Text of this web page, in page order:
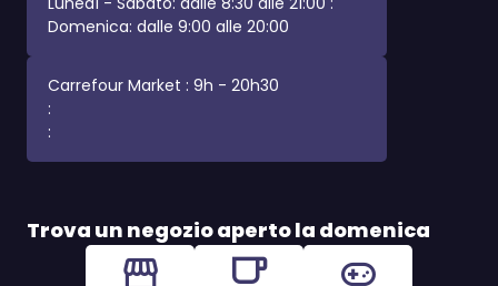
Domenica: dalle 9:00 alle 20:00
Carrefour Market : 9h - 20h30
:
:
Trova un negozio aperto la domenica